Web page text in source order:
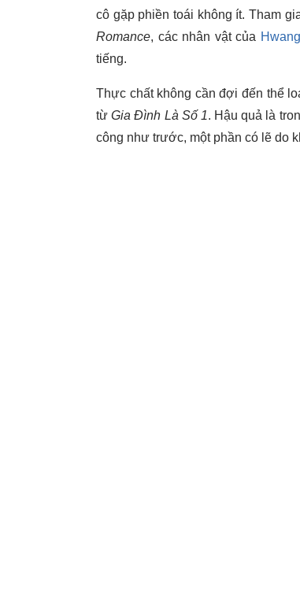
cô gặp phiền toái không ít. Tham
Romance, các nhân vật của
tiếng.
Thực chất không cần đợi đến thể
từGia Đình Là Số 1. Hậu quả là
công như trước, một phần có lẽ do